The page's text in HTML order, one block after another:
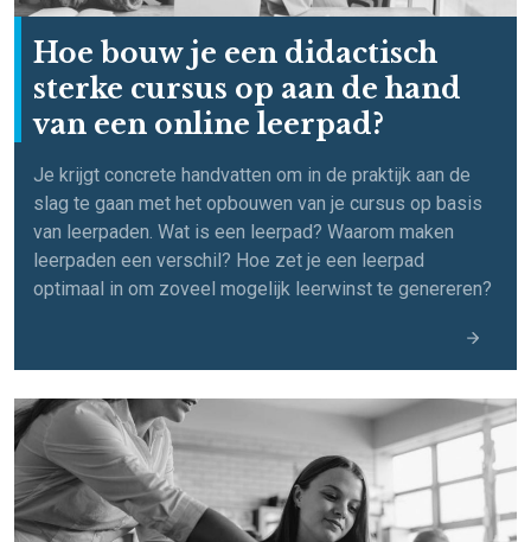
Hoe bouw je een didactisch
sterke cursus op aan de hand
van een online leerpad?
Je krijgt concrete handvatten om in de praktijk aan de
slag te gaan met het opbouwen van je cursus op basis
van leerpaden. Wat is een leerpad? Waarom maken
leerpaden een verschil? Hoe zet je een leerpad
optimaal in om zoveel mogelijk leerwinst te genereren?